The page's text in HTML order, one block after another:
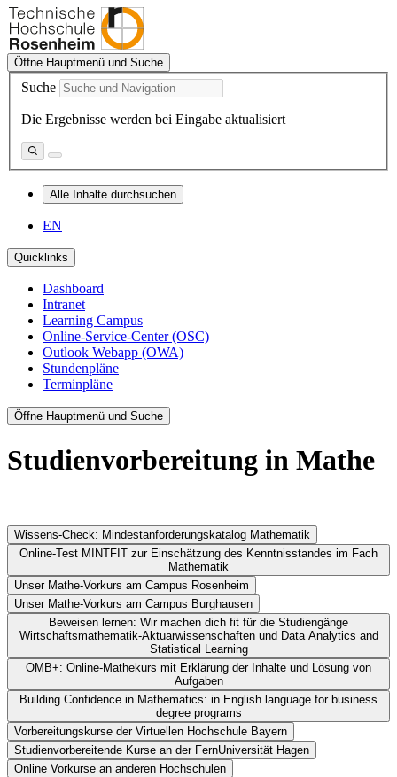
Öffne Hauptmenü und Suche
Suche
Die Ergebnisse werden bei Eingabe aktualisiert
Alle Inhalte durchsuchen
EN
Quicklinks
Dashboard
Intranet
Learning Campus
Online-Service-Center (OSC)
Outlook Webapp (OWA)
Stundenpläne
Terminpläne
Öffne Hauptmenü und Suche
Studienvorbereitung in Mathe
Wissens-Check: Mindestanforderungskatalog Mathematik
Online-Test MINTFIT zur Einschätzung des Kenntnisstandes im Fach
Mathematik
Unser Mathe-Vorkurs am Campus Rosenheim
Unser Mathe-Vorkurs am Campus Burghausen
Beweisen lernen: Wir machen dich fit für die Studiengänge
Wirtschaftsmathematik-Aktuarwissenschaften und Data Analytics and
Statistical Learning
OMB+: Online-Mathekurs mit Erklärung der Inhalte und Lösung von
Aufgaben
Building Confidence in Mathematics: in English language for business
degree programs
Vorbereitungskurse der Virtuellen Hochschule Bayern
Studienvorbereitende Kurse an der FernUniversität Hagen
Online Vorkurse an anderen Hochschulen